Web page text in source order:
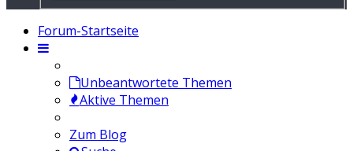
Forum-Startseite
Unbeantwortete Themen
Aktive Themen
Zum Blog